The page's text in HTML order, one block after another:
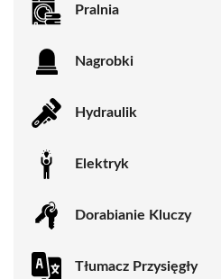
Pralnia
Nagrobki
Hydraulik
Elektryk
Dorabianie Kluczy
Tłumacz Przysięgły